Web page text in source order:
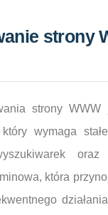
strony
strony
wymaga
która